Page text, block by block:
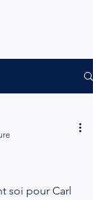
soi pour Carl